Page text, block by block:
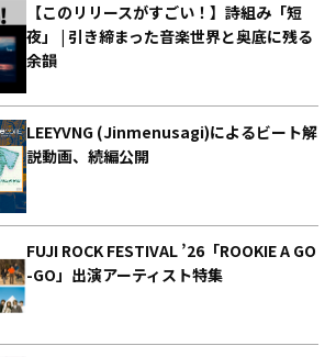
【このリリースがすごい！】詩組み「短
夜」 | 引き締まった音楽世界と奥底に残る
余韻
LEEYVNG (Jinmenusagi)によるビート解
説動画、続編公開
FUJI ROCK FESTIVAL ’26「ROOKIE A GO
-GO」出演アーティスト特集